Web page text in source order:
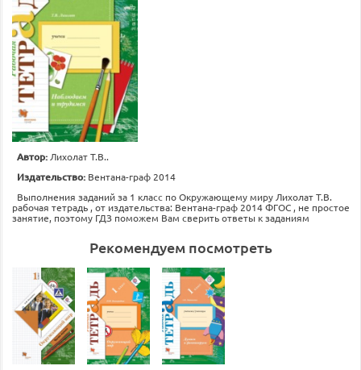
Автор: Лихолат Т.В..
Издательство: Вентана-граф 2014
Выполнения заданий за 1 класс по Окружающему миру Лихолат Т.В.
рабочая тетрадь , от издательства: Вентана-граф 2014 ФГОС , не простое
занятие, поэтому ГДЗ поможем Вам сверить ответы к заданиям
Рекомендуем посмотреть